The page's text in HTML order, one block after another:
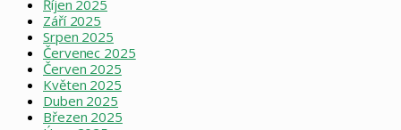
Říjen 2025
Září 2025
Srpen 2025
Červenec 2025
Červen 2025
Květen 2025
Duben 2025
Březen 2025